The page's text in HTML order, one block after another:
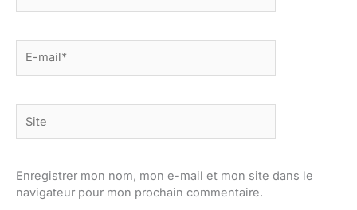
mail*
Enregistrer mon nom, mon e-mail et mon site dans le
navigateur pour mon prochain commentaire.